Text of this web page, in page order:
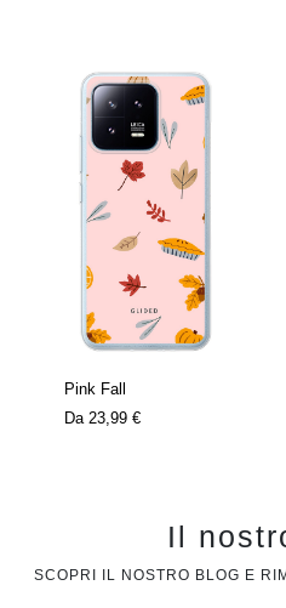
Pink Fall
Da 23,99 €
Il
SCOPRI IL NOSTRO BLOG E